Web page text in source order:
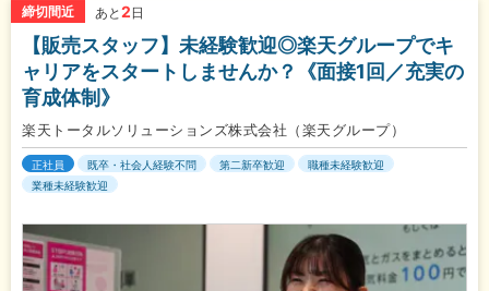
締切間近 あと 2 日
【販売スタッフ】未経験歓迎◎楽天グループでキ
ャリアをスタートしませんか？《面接1回／充実の
育成体制》
楽天トータルソリューションズ株式会社（楽天グループ）
正社員 既卒・社会人経験不問 第二新卒歓迎
職種未経験歓迎
業種未経験歓迎